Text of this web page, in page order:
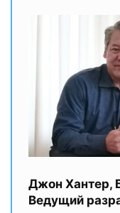
Джон Хантер,
Ведущий